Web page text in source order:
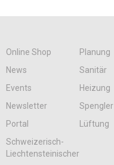
Online Shop
Planung
News
Sanitär
Events
Heizung
Newsletter
Spengler
Portal
Lüftung
Schweizerisch-
Liechtensteinischer